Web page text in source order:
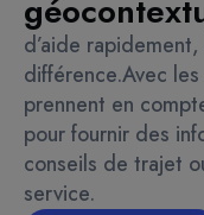
d’aide
différence.Avec
prennent en
pour fournir des
conseils de trajet
service.